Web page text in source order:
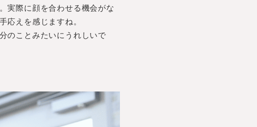
実際に顔を合わせる機会がな
えを感じますね。
のことみたいにうれしいで